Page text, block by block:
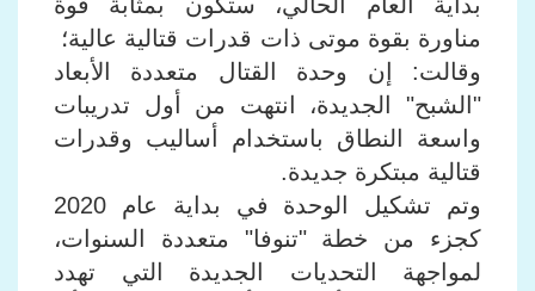
مناورة بقوة موتى ذات قدرات قتالية عالية؛
وقالت: إن وحدة القتال متعددة الأبعاد
"الشبح" الجديدة، انتهت من أول تدريبات
واسعة النطاق باستخدام أساليب وقدرات
قتالية مبتكرة جديدة.
وتم تشكيل الوحدة في بداية عام 2020
كجزء من خطة "تنوفا" متعددة السنوات،
لمواجهة التحديات الجديدة التي تهدد